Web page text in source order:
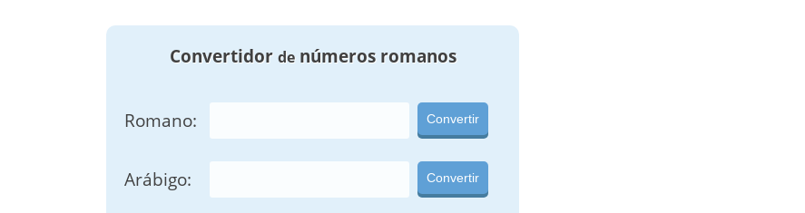
Convertidor denúmeros romanos
Romano: Convertir
Arábigo: Convertir